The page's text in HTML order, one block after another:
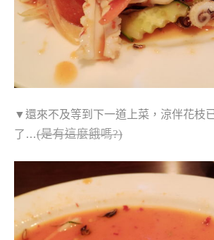
▼還來不及等到下一道上菜，涼伴花枝
了…(是有這麼餓嗎?)